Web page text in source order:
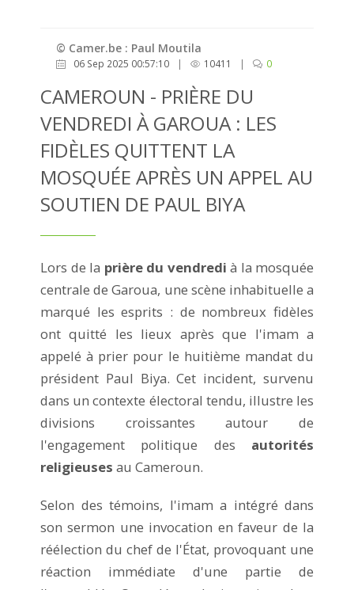
© Camer.be : Paul Moutila
06 Sep 2025 00:57:10 | 10411 | 0
CAMEROUN - PRIÈRE DU
VENDREDI À GAROUA : LES
FIDÈLES QUITTENT LA
MOSQUÉE APRÈS UN APPEL AU
SOUTIEN DE PAUL BIYA
Lors de la prière du vendredi à la mosquée
centrale de Garoua, une scène inhabituelle a
marqué les esprits : de nombreux fidèles
ont quitté les lieux après que l'imam a
appelé à prier pour le huitième mandat du
président Paul Biya. Cet incident, survenu
dans un contexte électoral tendu, illustre les
divisions croissantes autour de
l'engagement politique des autorités
religieuses au Cameroun.
Selon des témoins, l'imam a intégré dans
son sermon une invocation en faveur de la
réélection du chef de l'État, provoquant une
réaction immédiate d'une partie de